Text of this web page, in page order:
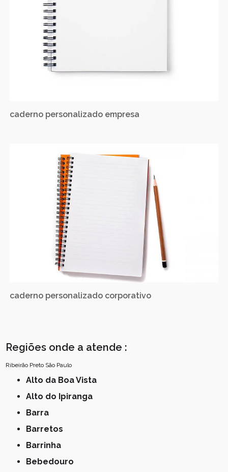
caderno personalizado empresa
caderno personalizado corporativo
Regiões onde a atende :
Ribeirão Preto São Paulo
Alto da Boa Vista
Alto do Ipiranga
Barra
Barretos
Barrinha
Bebedouro